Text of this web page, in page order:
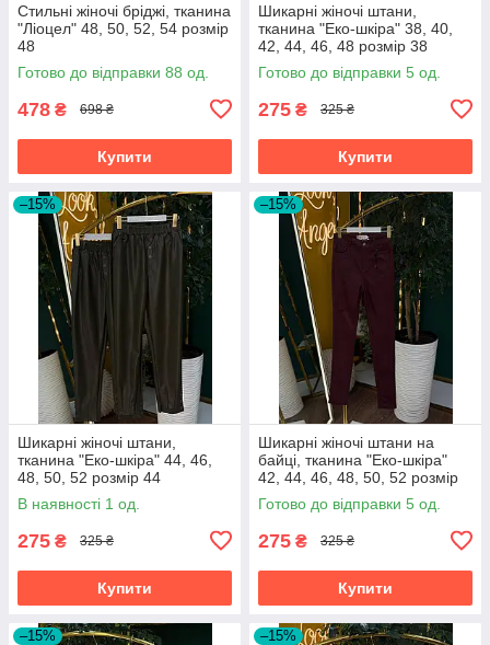
Стильні жіночі бріджі, тканина
"Ліоцел" 48, 50, 52, 54 розмір
48
Готово до відправки 88 од.
478 ₴ 698 ₴
Купити
Шикарні жіночі штани,
тканина "Еко-шкіра" 38, 40,
42, 44, 46, 48 розмір 38
Готово до відправки 5 од.
275 ₴ 325 ₴
Купити
–15%
Шикарні жіночі штани,
тканина "Еко-шкіра" 44, 46,
48, 50, 52 розмір 44
В наявності 1 од.
275 ₴ 325 ₴
Купити
–15%
Шикарні жіночі штани на
байці, тканина "Еко-шкіра"
42, 44, 46, 48, 50, 52 розмір
42
Готово до відправки 5 од.
275 ₴ 325 ₴
Купити
–15% –15%